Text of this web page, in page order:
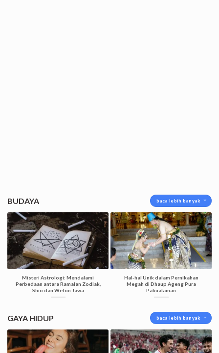
BUDAYA baca lebih banyak
Misteri Astrologi: Mendalami
Perbedaan antara Ramalan Zodiak,
Shio dan Weton Jawa
Hal-hal Unik dalam Pernikahan
Megah di Dhaup Ageng Pura
Pakualaman
GAYA HIDUP baca lebih banyak